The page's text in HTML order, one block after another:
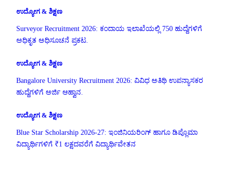
ಉದ್ಯೋಗ & ಶಿಕ್ಷಣ
Surveyor Recruitment 2026: ಕಂದಾಯ ಇಲಾಖೆಯಲ್ಲಿ 750 ಹುದ್ದೆಗಳಿಗೆ
ಅಧಿಕೃತ ಅಧಿಸೂಚನೆ ಪ್ರಕಟ.
ಉದ್ಯೋಗ & ಶಿಕ್ಷಣ
Bangalore University Recruitment 2026: ವಿವಿಧ ಅತಿಥಿ ಉಪನ್ಯಾಸಕರ
ಹುದ್ದೆಗಳಿಗೆ ಅರ್ಜಿ ಆಹ್ವಾನ.
ಉದ್ಯೋಗ & ಶಿಕ್ಷಣ
Blue Star Scholarship 2026-27: ಇಂಜಿನಿಯರಿಂಗ್ ಹಾಗೂ ಡಿಪ್ಲೊಮಾ
ವಿದ್ಯಾರ್ಥಿಗಳಿಗೆ ₹1 ಲಕ್ಷದವರೆಗೆ ವಿದ್ಯಾರ್ಥಿವೇತನ